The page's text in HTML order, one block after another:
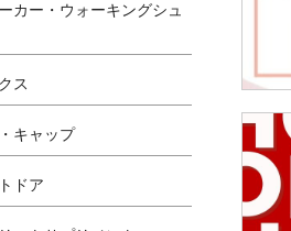
カー・ウォーキングシュ
ス
キャップ
ドア